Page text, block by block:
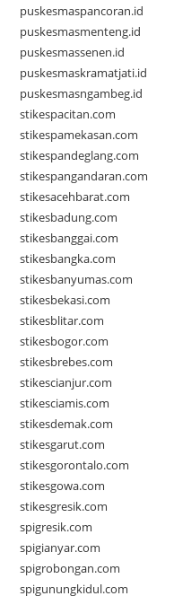
puskesmaspancoran.id
puskesmasmenteng.id
puskesmassenen.id
puskesmaskramatjati.id
puskesmasngambeg.id
stikespacitan.com
stikespamekasan.com
stikespandeglang.com
stikespangandaran.com
stikesacehbarat.com
stikesbadung.com
stikesbanggai.com
stikesbangka.com
stikesbanyumas.com
stikesbekasi.com
stikesblitar.com
stikesbogor.com
stikesbrebes.com
stikescianjur.com
stikesciamis.com
stikesdemak.com
stikesgarut.com
stikesgorontalo.com
stikesgowa.com
stikesgresik.com
spigresik.com
spigianyar.com
spigrobongan.com
spigunungkidul.com